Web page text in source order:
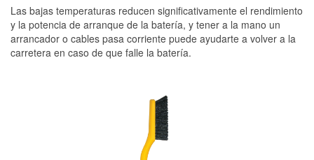
Las bajas temperaturas reducen significativamente el rendimiento
y la potencia de arranque de la batería, y tener a la mano un
arrancador o cables pasa corriente puede ayudarte a volver a la
carretera en caso de que falle la batería.